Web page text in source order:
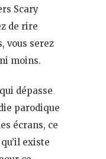
Scary
de rire
vous serez
moins.
dépasse
parodique
écrans, ce
existe